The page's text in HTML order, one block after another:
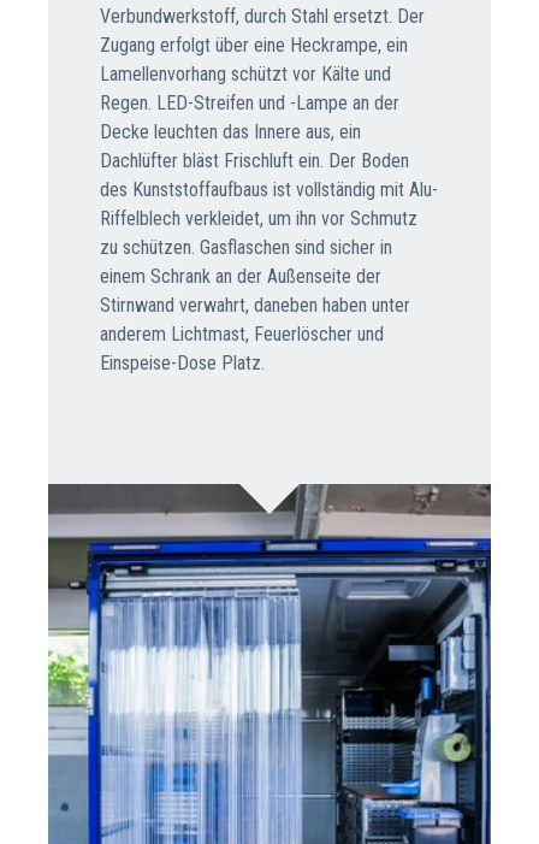
Verbundwerkstoff, durch Stahl ersetzt. Der
Zugang erfolgt über eine Heckrampe, ein
Lamellenvorhang schützt vor Kälte und
Regen. LED-Streifen und -Lampe an der
Decke leuchten das Innere aus, ein
Dachlüfter bläst Frischluft ein. Der Boden
des Kunststoffaufbaus ist vollständig mit Alu-
Riffelblech verkleidet, um ihn vor Schmutz
zu schützen. Gasflaschen sind sicher in
einem Schrank an der Außenseite der
Stirnwand verwahrt, daneben haben unter
anderem Lichtmast, Feuerlöscher und
Einspeise-Dose Platz.